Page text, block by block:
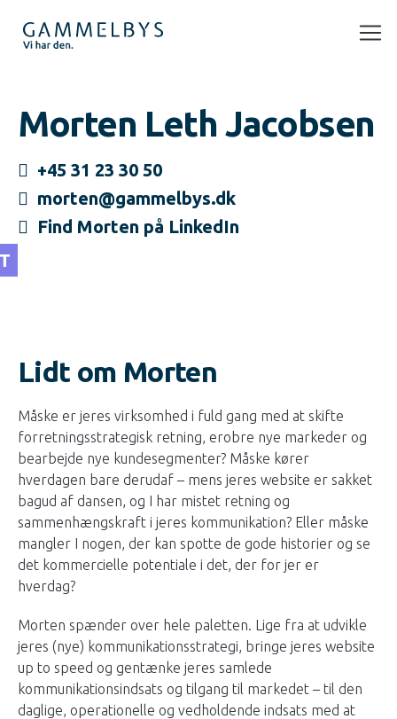
Morten Leth Jacobsen
+45 31 23 30 50
morten@gammelbys.dk
Find Morten på LinkedIn
Lidt om Morten
Måske er jeres virksomhed i fuld gang med at skifte
forretningsstrategisk retning, erobre nye markeder og
bearbejde nye kundesegmenter? Måske kører
hverdagen bare derudaf – mens jeres website er sakket
bagud af dansen, og I har mistet retning og
sammenhængskraft i jeres kommunikation? Eller måske
mangler I nogen, der kan spotte de gode historier og se
det kommercielle potentiale i det, der for jer er
hverdag?
Morten spænder over hele paletten. Lige fra at udvikle
jeres (nye) kommunikationsstrategi, bringe jeres website
up to speed og gentænke jeres samlede
kommunikationsindsats og tilgang til markedet – til den
daglige, operationelle og vedholdende indsats med at